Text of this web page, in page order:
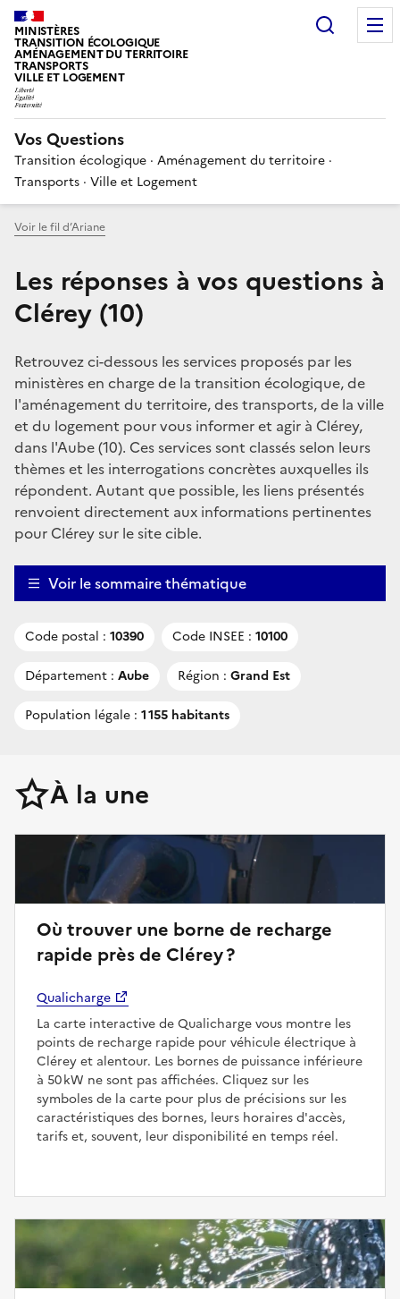
MINISTÈRES
TRANSITION ÉCOLOGIQUE
AMÉNAGEMENT DU TERRITOIRE
TRANSPORTS
VILLE ET LOGEMENT
Vos Questions
Transition écologique · Aménagement du territoire ·
Transports · Ville et Logement
Voir le fil d’Ariane
Les réponses à vos questions à
Clérey (10)
Retrouvez ci-dessous les services proposés par les
ministères en charge de la transition écologique, de
l'aménagement du territoire, des transports, de la ville
et du logement pour vous informer et agir à Clérey,
dans l'Aube (10). Ces services sont classés selon leurs
thèmes et les interrogations concrètes auxquelles ils
répondent. Autant que possible, les liens présentés
renvoient directement aux informations pertinentes
pour Clérey sur le site cible.
Voir le sommaire thématique
Code postal : 10390 Code INSEE : 10100
Département : Aube Région : Grand Est
Population légale : 1 155 habitants
À la une
Où trouver une borne de recharge
rapide près de Clérey ?
Qualicharge
La carte interactive de Qualicharge vous montre les
points de recharge rapide pour véhicule électrique à
Clérey et alentour. Les bornes de puissance inférieure
à 50 kW ne sont pas affichées. Cliquez sur les
symboles de la carte pour plus de précisions sur les
caractéristiques des bornes, leurs horaires d'accès,
tarifs et, souvent, leur disponibilité en temps réel.